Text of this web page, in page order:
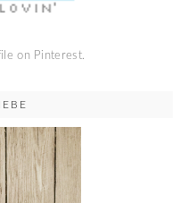
on Pinterest.